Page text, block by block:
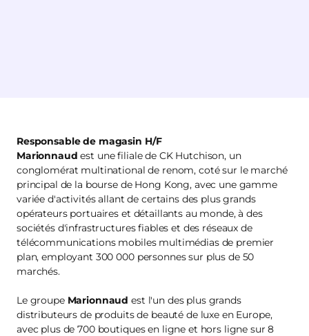
Responsable de magasin H/F
Marionnaudest une filiale de CK Hutchison, un
conglomérat multinational de renom, coté sur le marché
principal de la bourse de Hong Kong, avec une gamme
variée d'activités allant de certains des plus grands
opérateurs portuaires et détaillants au monde, à des
sociétés d'infrastructures fiables et des réseaux de
télécommunications mobiles multimédias de premier
plan, employant 300 000 personnes sur plus de 50
marchés.
Le groupe Marionnaud est l'un des plus grands
distributeurs de produits de beauté de luxe en Europe,
avec plus de 700 boutiques en ligne et hors ligne sur 8